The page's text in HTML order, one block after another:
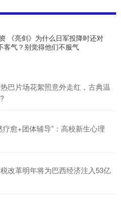
《亮剑》为什么日军投降时还对
客气？别觉得他们不服气
巴片场花絮照意外走红，古典温
愈+团体辅导”：高校新生心理
改革明年将为巴西经济注入53亿